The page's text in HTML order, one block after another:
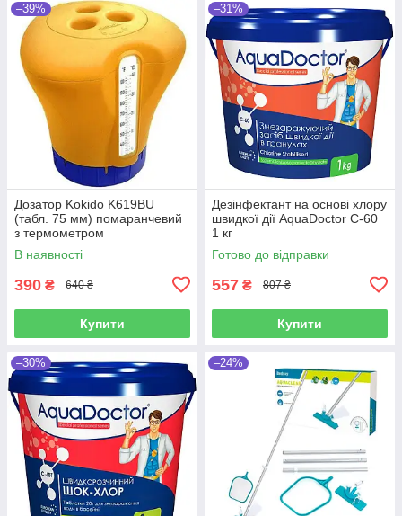
–39%
Дозатор Kokido K619BU
(табл. 75 мм) помаранчевий
з термометром
В наявності
390 ₴ 640 ₴
Купити
–31%
Дезінфектант на основі хлору
швидкої дії AquaDoctor C-60
1 кг
Готово до відправки
557 ₴ 807 ₴
Купити
–30% –24%